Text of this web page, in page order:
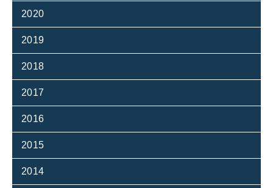
2020
2019
2018
2017
2016
2015
2014